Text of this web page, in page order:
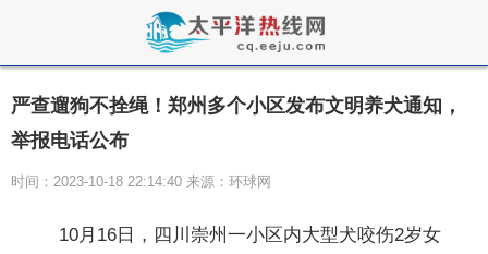
严查遛狗不拴绳！郑州多个小区发布文明养犬通知，
举报电话公布
时间：2023-10-18 22:14:40 来源：环球网
10月16日，四川崇州一小区内大型犬咬伤2岁女